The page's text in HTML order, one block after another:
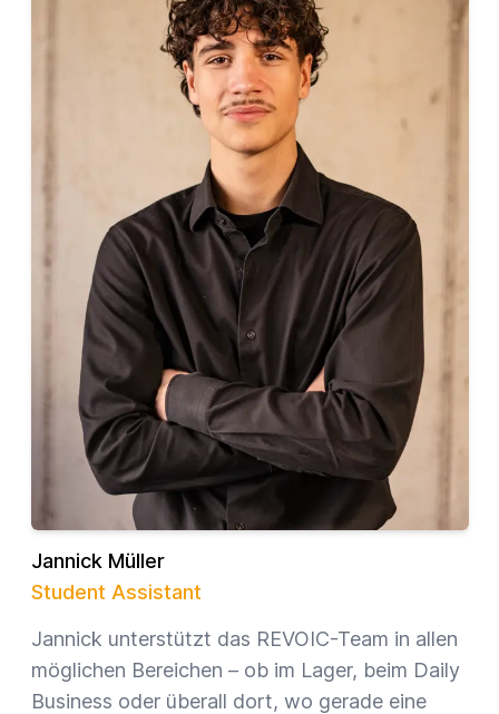
Jannick Müller
Student Assistant
Jannick unterstützt das REVOIC-Team in allen
möglichen Bereichen – ob im Lager, beim Daily
Business oder überall dort, wo gerade eine